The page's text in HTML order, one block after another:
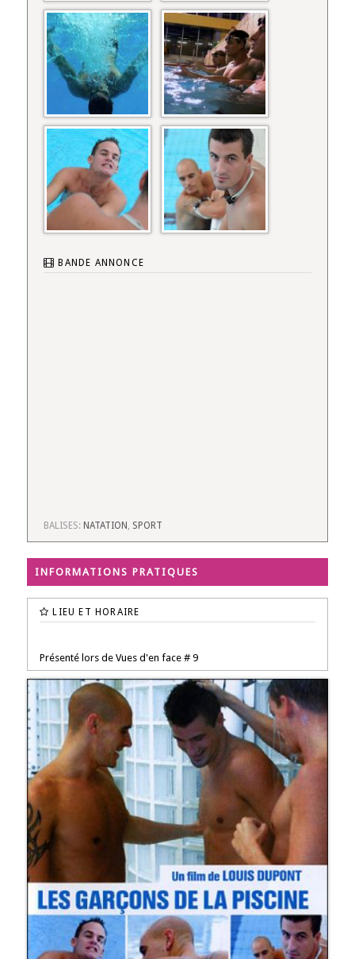
BANDE ANNONCE
BALISES: NATATION , SPORT
INFORMATIONS PRATIQUES
LIEU ET HORAIRE
Présenté lors de Vues d'en face # 9